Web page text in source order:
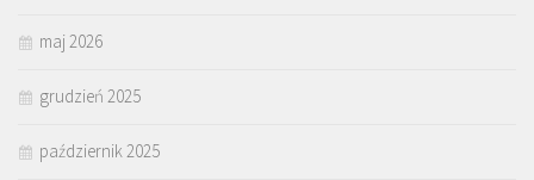
maj 2026
grudzień 2025
październik 2025